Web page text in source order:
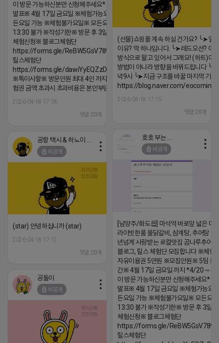
이 방문 가능하신분만 신청해주세요* ※체험단
발표※ 4월 17일 금요일 ※체험가능요일※ 모
든요일 가능 ※체험불가요일※ 모든요일 12 ~
13:30 불가 ※작성기한※ 방문 후 3일 이내 ※
체험신청※ 블로그체험단
https://forms.gle/ReBW5GsV789ur2Pz6
릴스체험단
https://forms.gle/dawiYyEQZzDdqf8W8
※특이사항※ 방문인원 최대 4인 까지 가능 체
험권 금액 초과시 초과비용은 본인부담입니다.
2026-04-18 17:18
댓글:20개
(선물)쇼핑몰 계속 하실 건가요? ╰➤열
이유? 딱 하나입니다. ╰➤레드오션? 아
방식으로 팔고 있어서 그래요! (하트)이
방법이 아니라 방향을 바꿔드립니다
녁9시 ╰➤지금 구조를 바꿀 마지막 기회
https://blog.naver.com/eocomim/
2026-04-18 17:15
댓글:20개
비공개
[남양주/화도읍] 마석역 바로앞 넓은 매
라이빗한룸 물닭갈비, 삼계탕, 추어탕 맛
년넘게 사랑받는 로컬맛집 곰나루추어
블로그, 릴스 체험단 모집합니다 ※체험
자유이용권 5만원 ※모집인원※ 5팀 ※
간※ 4월 17일 금요일 까지 *4/20 ~ 4/
이 방문 가능하신분만 신청해주세요* ※
발표※ 4월 17일 금요일 ※체험가능요
든요일 가능 ※체험불가요일※ 모든요
13:30 불가 ※작성기한※ 방문 후 3일
체험신청※ 블로그체험단
https://forms.gle/
릴스체험단
비공개
(star) 안녕하십니까 (star)
2026-04-18 17:12
댓글:20개
공돌이
비공개